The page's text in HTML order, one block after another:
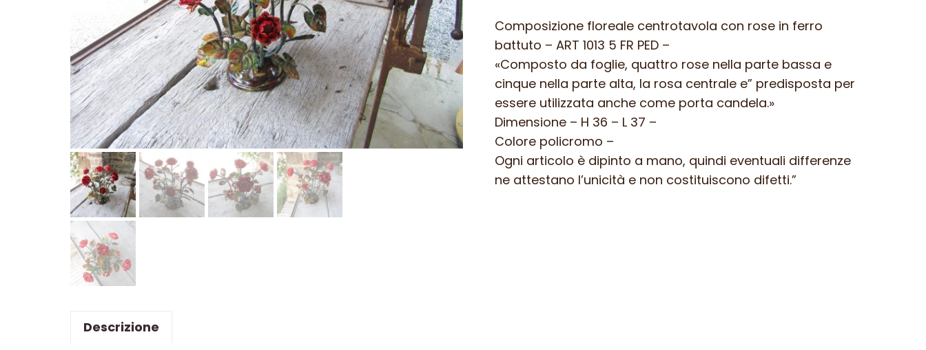
Composizione floreale centrotavola con rose in ferro
battuto – ART 1013 5 FR PED –
«Composto da foglie, quattro rose nella parte bassa e
cinque nella parte alta, la rosa centrale e” predisposta per
essere utilizzata anche come porta candela.»
Dimensione – H 36 – L 37 –
Colore policromo –
Ogni articolo è dipinto a mano, quindi eventuali differenze
ne attestano l’unicità e non costituiscono difetti.”
Descrizione